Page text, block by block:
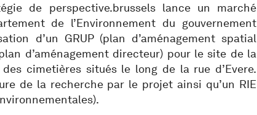
de perspective.brussels lance un marché
de l’Environnement du gouvernement
d’un GRUP (plan d’aménagement spatial
d’aménagement directeur) pour le site de la
des cimetières situés le long de la rue d’Evere.
de la recherche par le projet ainsi qu’un RIE